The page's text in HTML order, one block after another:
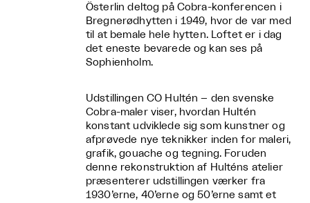
Österlin deltog på Cobra-konferencen i
Bregnerødhytten i 1949, hvor de var med
til at bemale hele hytten. Loftet er i dag
det eneste bevarede og kan ses på
Sophienholm.
Udstillingen CO Hultén – den svenske
Cobra-maler viser, hvordan Hultén
konstant udviklede sig som kunstner og
afprøvede nye teknikker inden for maleri,
grafik, gouache og tegning. Foruden
denne rekonstruktion af Hulténs atelier
præsenterer udstillingen værker fra
1930’erne, 40’erne og 50’erne samt et